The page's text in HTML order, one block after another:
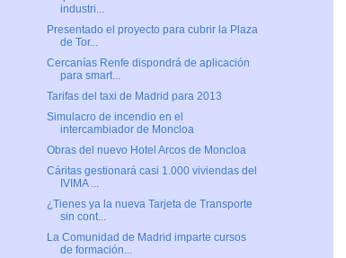
industri...
Presentado el proyecto para cubrir la Plaza
de Tor...
Cercanías Renfe dispondrá de aplicación
para smart...
Tarifas del taxi de Madrid para 2013
Simulacro de incendio en el
intercambiador de Moncloa
Obras del nuevo Hotel Arcos de Moncloa
Cáritas gestionará casi 1.000 viviendas del
IVIMA ...
¿Tienes ya la nueva Tarjeta de Transporte
sin cont...
La Comunidad de Madrid imparte cursos
de formación...